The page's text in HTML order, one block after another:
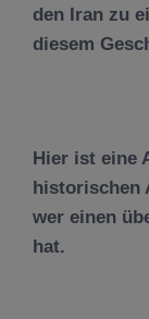
den Iran zu
diesem
Hier ist eine
historischen
wer einen
hat.